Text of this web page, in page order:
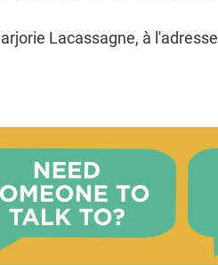
Lacassagne, à l'adresse